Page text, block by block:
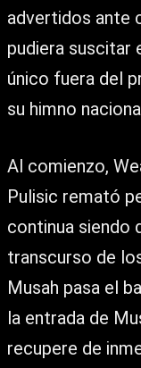
advertidos ante
pudiera suscitar
único fuera del
su himno
Al comienzo,
Pulisic remató
continua siendo
transcurso de
Musah pasa el
la entrada de
recupere de